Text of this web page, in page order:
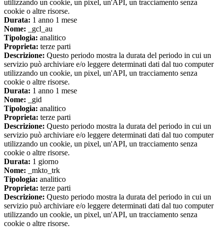
utilizzando un cookie, un pixel, un'API, un tracciamento senza
cookie o altre risorse.
Durata: 1 anno 1 mese
Nome: _gcl_au
Tipologia: analitico
Proprieta: terze parti
Descrizione: Questo periodo mostra la durata del periodo in cui un
servizio può archiviare e/o leggere determinati dati dal tuo computer
utilizzando un cookie, un pixel, un'API, un tracciamento senza
cookie o altre risorse.
Durata: 1 anno 1 mese
Nome: _gid
Tipologia: analitico
Proprieta: terze parti
Descrizione: Questo periodo mostra la durata del periodo in cui un
servizio può archiviare e/o leggere determinati dati dal tuo computer
utilizzando un cookie, un pixel, un'API, un tracciamento senza
cookie o altre risorse.
Durata: 1 giorno
Nome: _mkto_trk
Tipologia: analitico
Proprieta: terze parti
Descrizione: Questo periodo mostra la durata del periodo in cui un
servizio può archiviare e/o leggere determinati dati dal tuo computer
utilizzando un cookie, un pixel, un'API, un tracciamento senza
cookie o altre risorse.